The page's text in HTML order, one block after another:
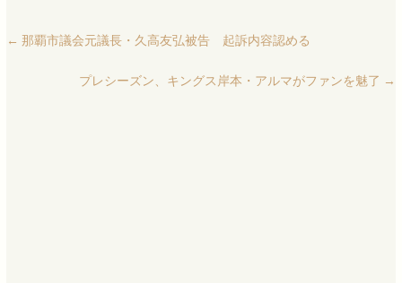
← 那覇市議会元議長・久高友弘被告 起訴内容認める
プレシーズン、キングス岸本・アルマがファンを魅了 →